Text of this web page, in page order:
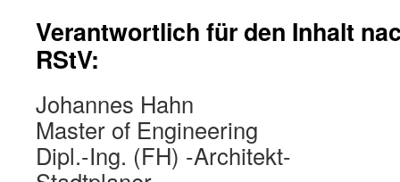
Verantwortlich für den Inhalt
RStV:
Johannes Hahn
Master of Engineering
Dipl.-Ing. (FH) -Architekt-